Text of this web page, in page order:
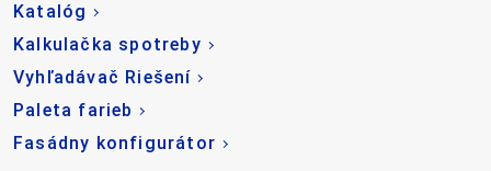
Katalóg
Kalkulačka spotreby
Vyhľadávač Riešení
Paleta farieb
Fasádny konfigurátor